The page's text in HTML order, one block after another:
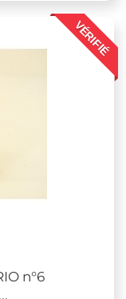
VÉRIFIÉ
n°6